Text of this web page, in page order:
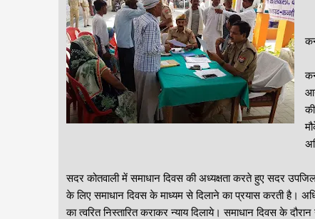
सदर कोतवाली में समाधान दिवस की अध्यक्षता करते हुए सदर
के लिए समाधान दिवस के माध्यम से दिलाने का प्रयास करती है।
का त्वरित निस्तारित कराकर न्याय दिलाये। समाधान दिवस के